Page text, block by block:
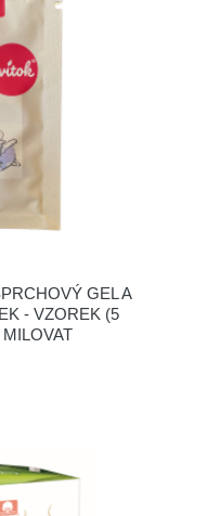
GEL A
- VZOREK (5